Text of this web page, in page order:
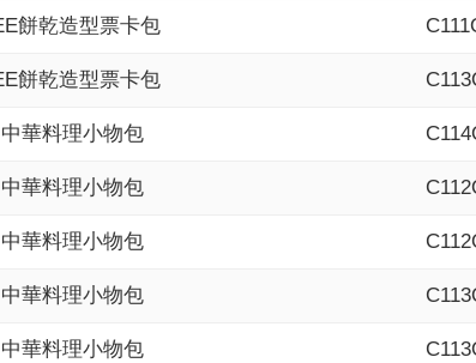
餅乾造型票卡包
餅乾造型票卡包
華料理小物包
華料理小物包
華料理小物包
華料理小物包
華料理小物包